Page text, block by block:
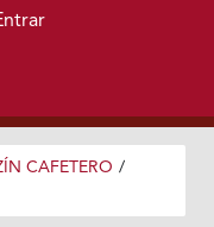
CAFETERO /